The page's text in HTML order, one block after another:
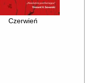
Czerwień